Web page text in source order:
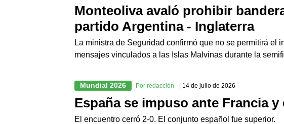
Monteoliva avaló prohibir
partido Argentina - Inglaterra
La ministra de Seguridad confirmó que no se permitirá el
mensajes vinculados a las Islas Malvinas durante la
Mundial 2026 Por redacción | 14 de julio de 2026
España se impuso ante Francia
El encuentro cerró 2-0. El conjunto español fue superior.